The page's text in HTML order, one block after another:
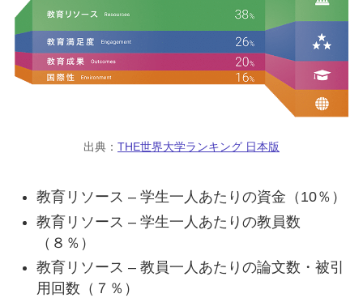
出典： THE世界大学ランキング 日本版
教育リソース – 学生一人あたりの資金（10％）
教育リソース – 学生一人あたりの教員数
（８％）
教育リソース – 教員一人あたりの論文数・被引
用回数（７％）